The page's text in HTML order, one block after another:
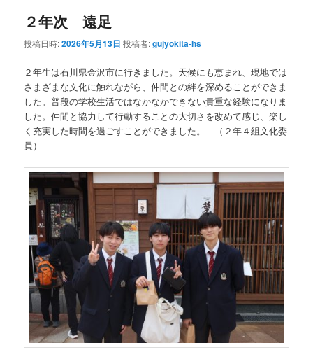
２年次 遠足
投稿日時:2026年5月13日 投稿者:gujyokita-hs
２年生は石川県金沢市に行きました。天候にも恵まれ、現地では
さまざまな文化に触れながら、仲間との絆を深めることができま
した。普段の学校生活ではなかなかできない貴重な経験になりま
した。仲間と協力して行動することの大切さを改めて感じ、楽し
く充実した時間を過ごすことができました。 （２年４組文化委
員）